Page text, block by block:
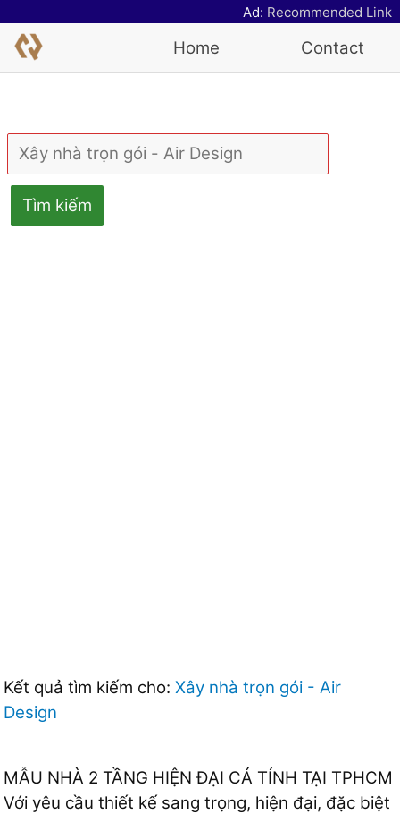
Ad: Recommended Link
Home Contact
Tìm kiếm
Kết quả tìm kiếm cho: Xây nhà trọn gói - Air
Design
MẪU NHÀ 2 TẦNG HIỆN ĐẠI CÁ TÍNH TẠI TPHCM
Với yêu cầu thiết kế sang trọng, hiện đại, đặc biệt